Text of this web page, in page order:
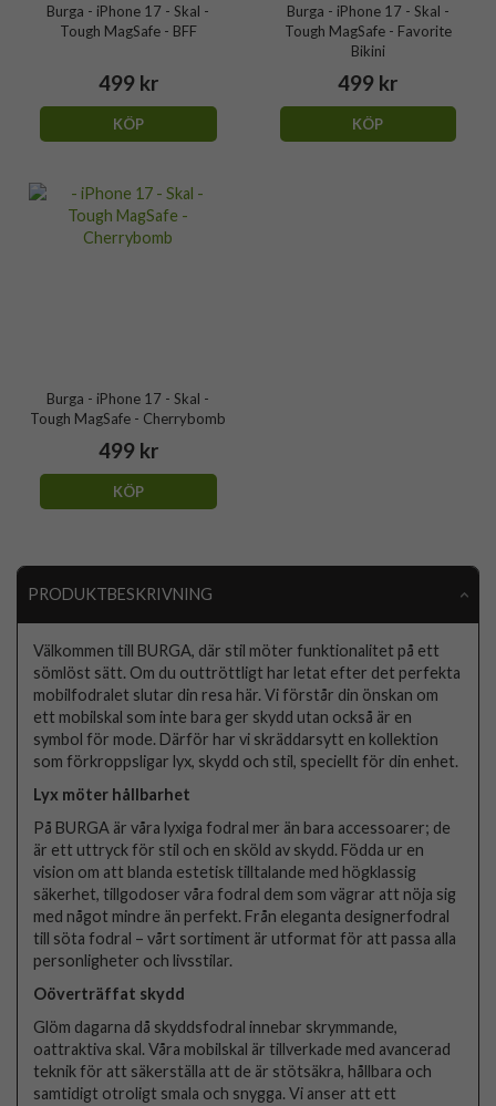
Burga - iPhone 17 - Skal -
Tough MagSafe - BFF
499 kr
KÖP
Burga - iPhone 17 - Skal -
Tough MagSafe - Favorite
Bikini
499 kr
KÖP
Burga - iPhone 17 - Skal -
Tough MagSafe - Cherrybomb
499 kr
KÖP
PRODUKTBESKRIVNING
Välkommen till BURGA, där stil möter funktionalitet på ett
sömlöst sätt. Om du outtröttligt har letat efter det perfekta
mobilfodralet slutar din resa här. Vi förstår din önskan om
ett mobilskal som inte bara ger skydd utan också är en
symbol för mode. Därför har vi skräddarsytt en kollektion
som förkroppsligar lyx, skydd och stil, speciellt för din enhet.
Lyx möter hållbarhet
På BURGA är våra lyxiga fodral mer än bara accessoarer; de
är ett uttryck för stil och en sköld av skydd. Födda ur en
vision om att blanda estetisk tilltalande med högklassig
säkerhet, tillgodoser våra fodral dem som vägrar att nöja sig
med något mindre än perfekt. Från eleganta designerfodral
till söta fodral – vårt sortiment är utformat för att passa alla
personligheter och livsstilar.
Oöverträffat skydd
Glöm dagarna då skyddsfodral innebar skrymmande,
oattraktiva skal. Våra mobilskal är tillverkade med avancerad
teknik för att säkerställa att de är stötsäkra, hållbara och
samtidigt otroligt smala och snygga. Vi anser att ett